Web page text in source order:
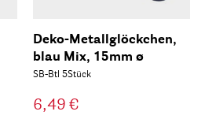
Deko-Metallglöckchen,
blau Mix, 15mm ø
SB-Btl 5Stück
6,49 €